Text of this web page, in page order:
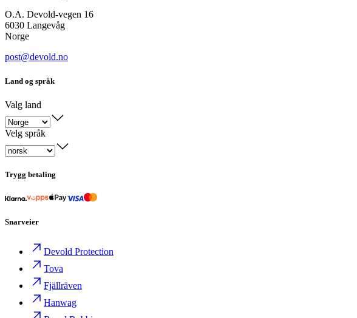
O.A. Devold-vegen 16
6030 Langevåg
Norge
post@devold.no
Land og språk
Valg land
Velg språk
Trygg betaling
Snarveier
Devold Protection
Tova
Fjällräven
Hanwag